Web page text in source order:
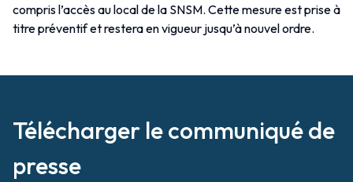
compris l’accès au local de la SNSM. Cette mesure est prise à
titre préventif et restera en vigueur jusqu’à nouvel ordre.
Télécharger le communiqué de
presse